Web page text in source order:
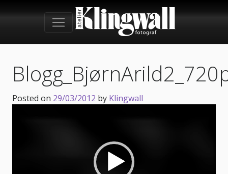
Posted on 29/03/2012 by Klingwall